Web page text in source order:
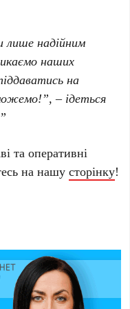
лише надійним
наших
на
– ідеться
та оперативні
на нашусторінку!